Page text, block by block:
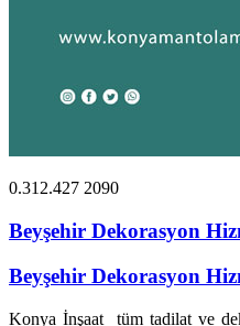
0.312.427 2090
Beyşehir Dekorasyon
Beyşehir Dekorasyon
Konya İnşaat tüm tadilat ve